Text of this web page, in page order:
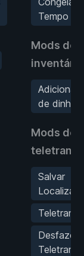
Tempo
Mods de
inventário
Adicionar
de
Mods de
Salvar
Desfazer